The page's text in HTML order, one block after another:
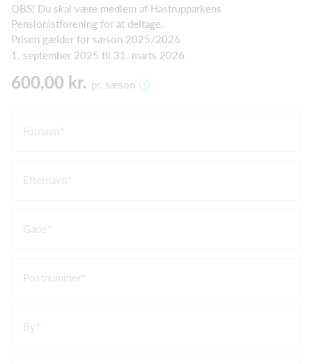
OBS! Du skal være medlem af Hastrupparkens
Pensionistforening for at deltage.
Prisen gælder for sæson 2025/2026
1. september 2025 til 31. marts 2026
600,00 kr. pr. sæson
Fornavn
Efternavn
Gade
Postnummer
By